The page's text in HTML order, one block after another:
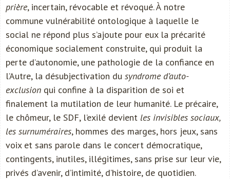
prière, incertain, révocable et révoqué. À notre
commune vulnérabilité ontologique à laquelle le
social ne répond plus s’ajoute pour eux la précarité
économique socialement construite, qui produit la
perte d’autonomie, une pathologie de la confiance en
l’Autre, la désubjectivation dusyndrome d’auto-
exclusion qui confine à la disparition de soi et
finalement la mutilation de leur humanité. Le précaire,
le chômeur, le SDF, l’exilé devient les invisibles sociaux,
les surnuméraires, hommes des marges, hors jeux, sans
voix et sans parole dans le concert démocratique,
contingents, inutiles, illégitimes, sans prise sur leur vie,
privés d’avenir, d’intimité, d’histoire, de quotidien.